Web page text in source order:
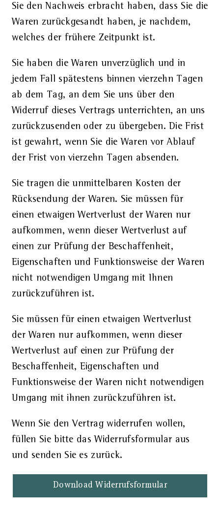
Sie den Nachweis erbracht haben, dass Sie die
Waren zurückgesandt haben, je nachdem,
welches der frühere Zeitpunkt ist.
Sie haben die Waren unverzüglich und in
jedem Fall spätestens binnen vierzehn Tagen
ab dem Tag, an dem Sie uns über den
Widerruf dieses Vertrags unterrichten, an uns
zurückzusenden oder zu übergeben. Die Frist
ist gewahrt, wenn Sie die Waren vor Ablauf
der Frist von vierzehn Tagen absenden.
Sie tragen die unmittelbaren Kosten der
Rücksendung der Waren. Sie müssen für
einen etwaigen Wertverlust der Waren nur
aufkommen, wenn dieser Wertverlust auf
einen zur Prüfung der Beschaffenheit,
Eigenschaften und Funktionsweise der Waren
nicht notwendigen Umgang mit Ihnen
zurückzuführen ist.
Sie müssen für einen etwaigen Wertverlust
der Waren nur aufkommen, wenn dieser
Wertverlust auf einen zur Prüfung der
Beschaffenheit, Eigenschaften und
Funktionsweise der Waren nicht notwendigen
Umgang mit ihnen zurückzuführen ist.
Wenn Sie den Vertrag widerrufen wollen,
füllen Sie bitte das Widerrufsformular aus
und senden Sie es zurück.
Download Widerrufsformular